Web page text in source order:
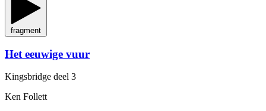
fragment
Het eeuwige vuur
Kingsbridge deel 3
Ken Follett